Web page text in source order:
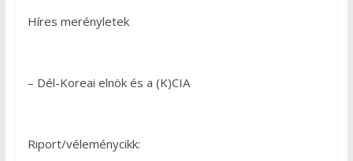
Híres merényletek
– Dél-Koreai elnök és a (K)CIA
Riport/véleménycikk: